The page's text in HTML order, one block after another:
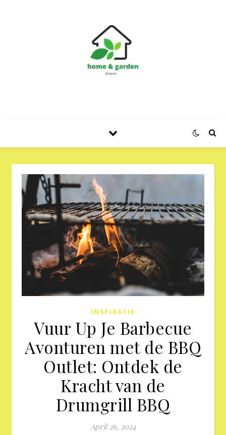
INSPIRATIE
Vuur Up Je Barbecue
Avonturen met de BBQ
Outlet: Ontdek de
Kracht van de
Drumgrill BBQ
April 26, 2024